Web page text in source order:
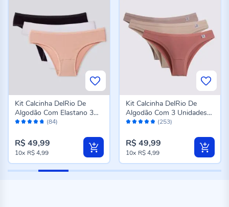
Avaliação: (84)
Kit Calcinha DelRio De
Algodão Com Elastano 3
Unidades Mousse/Bc/Pto
R$ 49,99
10x R$ 4,99
Avaliação: (253)
Kit Calcinha DelRio De
Algodão Com 3 Unidades
K6
R$ 49,99
10x R$ 4,99